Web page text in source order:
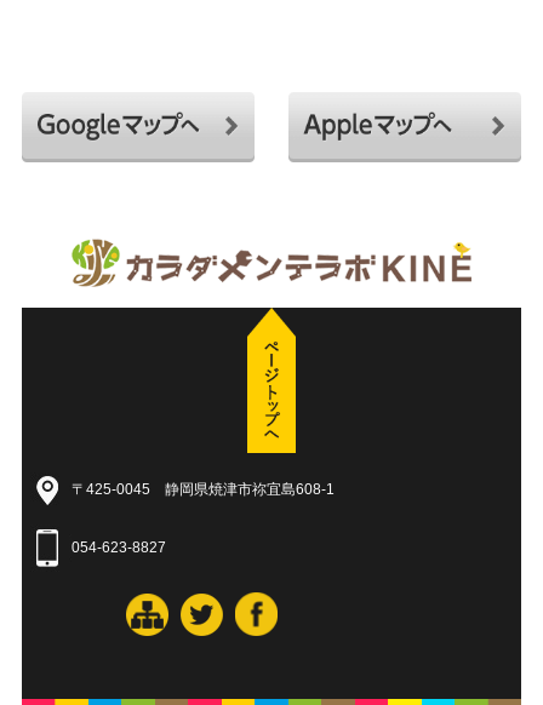
〒425-0045 静岡県焼津市祢宜島608-1
054-623-8827